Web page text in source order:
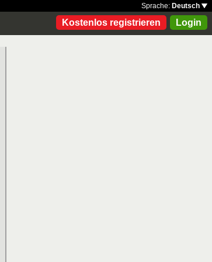
Sprache: Deutsch
Kostenlos registrieren Login